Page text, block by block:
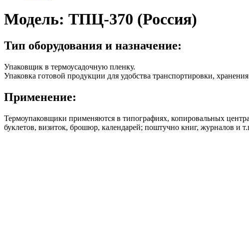
Модель: ТПЦ-370 (Россия)
Тип оборудования и назначение:
Упаковщик в термоусадочную пленку.
Упаковка готовой продукции для удобства транспортировки,
Применение:
Термоупаковщики применяются в типографиях, копировальных
буклетов, визиток, брошюр, календарей; поштучно книг, журналов и